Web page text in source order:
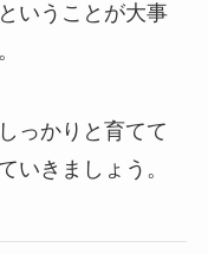
いうことが大事
っかりと育てて
いきましょう。